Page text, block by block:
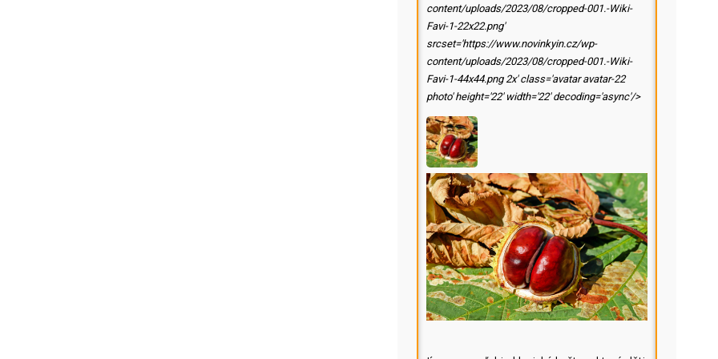
content/uploads/2023/08/cropped-001.-Wiki-
Favi-1-22x22.png'
srcset='https://www.novinkyin.cz/wp-
content/uploads/2023/08/cropped-001.-Wiki-
Favi-1-44x44.png 2x' class='avatar avatar-22
photo' height='22' width='22' decoding='async'/>